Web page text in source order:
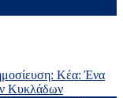
Κέα: Ένα
Κυκλάδων